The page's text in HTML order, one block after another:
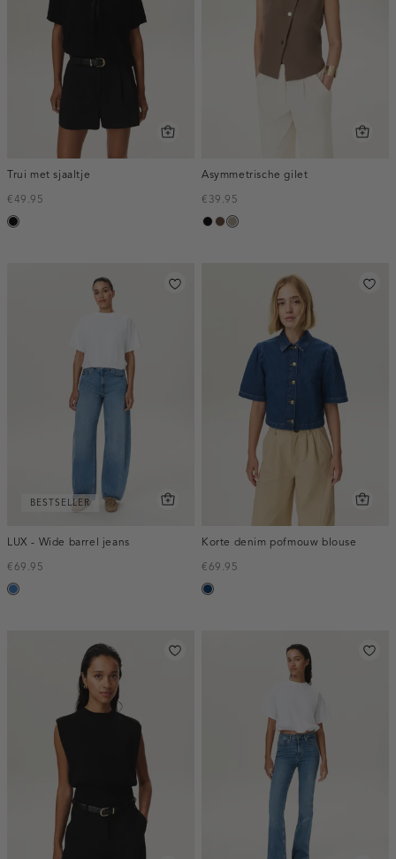
Trui met sjaaltje
€49.95
zwart
Asymmetrische gilet
€39.95
zwart
donkerbruin
taupe,
BESTSELLER
LUX - Wide barrel jeans
€69.95
blauw,
Korte denim pofmouw blouse
€69.95
blauw,